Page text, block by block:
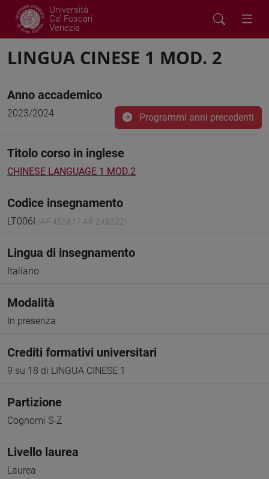
Università
Ca' Foscari
Venezia
LINGUA CINESE 1 MOD. 2
Anno accademico
2023/2024 Programmi anni precedenti
Titolo corso in inglese
CHINESE LANGUAGE 1 MOD.2
Codice insegnamento
LT006I (AF:452617 AR:248232)
Lingua di insegnamento
Italiano
Modalità
In presenza
Crediti formativi universitari
9 su 18 di LINGUA CINESE 1
Partizione
Cognomi S-Z
Livello laurea
Laurea